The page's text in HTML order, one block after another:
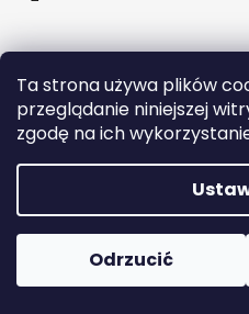
Ta strona używa plików
przeglądanie niniejszej
zgodę na ich
Odrzucić
l
e
c
a
m
y
SAMSUNG
A9+
Copyright 2026
zastrzeżone.
Edytuj